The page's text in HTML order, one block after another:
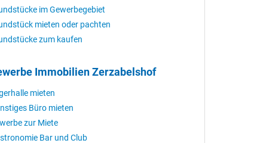
im Gewerbegebiet
mieten oder pachten
zum kaufen
Immobilien Zerzabelshof
mieten
Büro mieten
zur Miete
Bar und Club